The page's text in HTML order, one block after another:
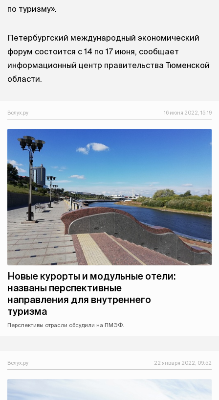
по туризму».
Петербургский международный экономический
форум состоится с 14 по 17 июня, сообщает
информационный центр правительства Тюменской
области.
Вслух.ру 16 июня 2022, 15:19
Новые курорты и модульные отели:
названы перспективные
направления для внутреннего
туризма
Перспективы отрасли обсудили на ПМЭФ.
Вслух.ру 22 января 2022, 09:52